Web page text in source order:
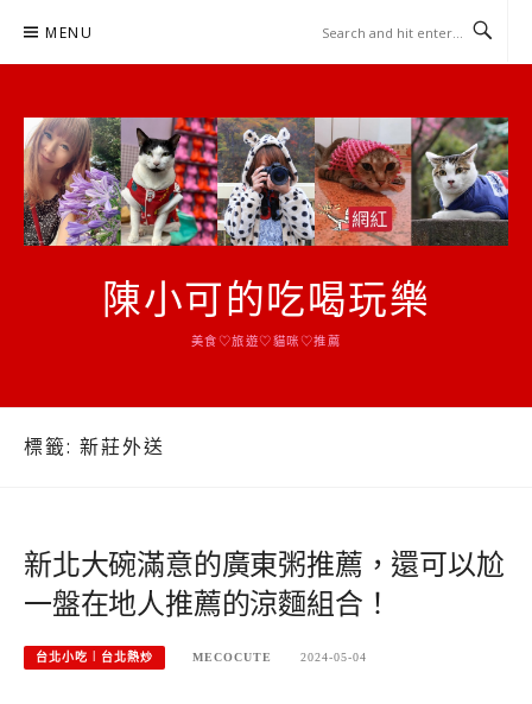
MENU
陳小可的吃喝玩樂
美食♡旅遊♡貓咪♡推薦
標籤: 新莊外送
新北大碗滿意的廣東粥推薦，還可以尬
一盤在地人推薦的涼麵組合！
台北小吃︱台北熱炒 MECOCUTE 2024-05-04